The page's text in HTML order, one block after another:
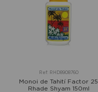
Ref: RHD8908760
Monoi de Tahití Factor 25
Rhade Shyam 150ml